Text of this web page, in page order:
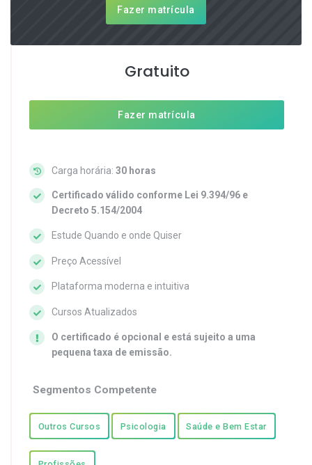
Fazer matrícula
Gratuito
Fazer matrícula
Carga horária: 30 horas
Certificado válido conforme Lei 9.394/96 e
Decreto 5.154/2004
Estude Quando e onde Quiser
Preço Acessível
Plataforma moderna e intuitiva
Cursos Atualizados
O certificado é opcional e está sujeito a uma
pequena taxa de emissão.
Segmentos Competente
Outros Cursos Psicologia Saúde e Bem Estar